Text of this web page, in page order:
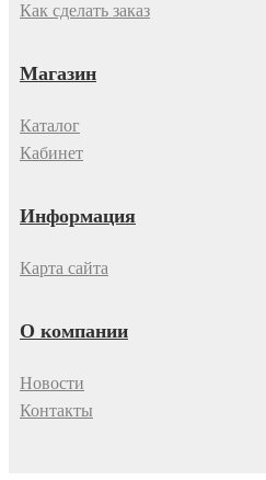
Как сделать заказ
Магазин
Каталог
Кабинет
Информация
Карта сайта
О компании
Новости
Контакты